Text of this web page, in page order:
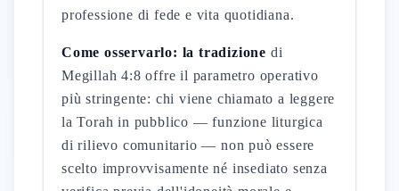
professione di fede e vita quotidiana.
Come osservarlo: la tradizione di
Megillah 4:8 offre il parametro operativo
più stringente: chi viene chiamato a leggere
la Torah in pubblico — funzione liturgica
di rilievo comunitario — non può essere
scelto improvvisamente né insediato senza